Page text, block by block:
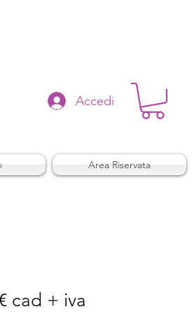
Accedi
Area Riservata
cad + iva